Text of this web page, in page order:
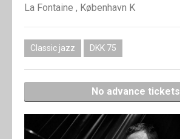
La Fontaine , København K
Classic jazz DKK 75
No advance tickets